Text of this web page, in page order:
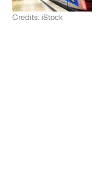
Credits: iStock